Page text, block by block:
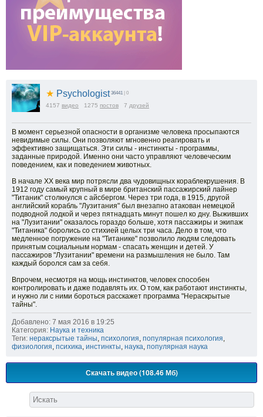
★ Psychologist 36441 | 0
4157 видео 1275 постов 7 друзей
В момент серьезной опасности в организме человека просыпаются
невидимые силы. Они позволяют мгновенно реагировать и
эффективно защищаться. Эти силы - инстинкты - программы,
заданные природой. Именно они часто управляют человеческим
поведением, как и поведением животных.
В начале XX века мир потрясли два чудовищных кораблекрушения. В
1912 году самый крупный в мире британский пассажирский лайнер
"Титаник" столкнулся с айсбергом. Через три года, в 1915, другой
английский корабль "Лузитания" был внезапно атакован немецкой
подводной лодкой и через пятнадцать минут пошел ко дну. Выживших
на "Лузитании" оказалось гораздо больше, хотя пассажиры и экипаж
"Титаника" боролись со стихией целых три часа. Дело в том, что
медленное погружение на "Титанике" позволило людям следовать
принятым социальным нормам - спасать женщин и детей. У
пассажиров "Лузитании" времени на размышления не было. Там
каждый боролся сам за себя.
Впрочем, несмотря на мощь инстинктов, человек способен
контролировать и даже подавлять их. О том, как работают инстинкты,
и нужно ли с ними бороться расскажет программа "Нераскрытые
тайны".
Добавлено: 7 мая 2016 в 19:25
Категория: Наука и техника
Теги: нераксрытые тайны, психология, популярная психология,
физиология, психика, инстинкты, наука, популярная наука
Скачать видео (108.46 Мб)